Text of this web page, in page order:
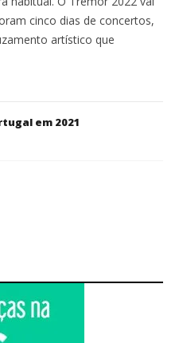
cinco dias de concertos,
artístico que
em 2021